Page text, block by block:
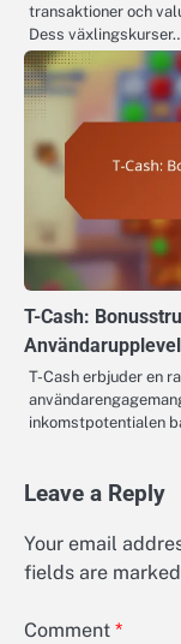
transaktioner och
Dess
T-Cash:
T-Cash erbjuder en
inkomstpotentialen
Leave a Reply
Your email
fields are marked
Comment *